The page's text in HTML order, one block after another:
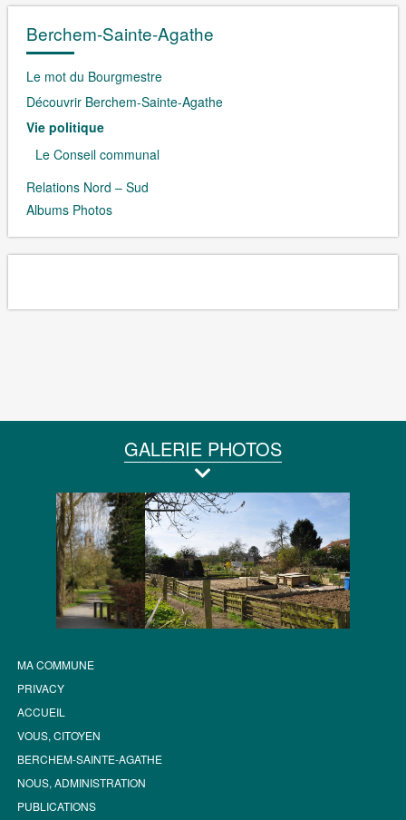
Berchem-Sainte-Agathe
Le mot du Bourgmestre
Découvrir Berchem-Sainte-Agathe
Vie politique
Le Conseil communal
Relations Nord – Sud
Albums Photos
GALERIE PHOTOS
MA COMMUNE
PRIVACY
ACCUEIL
VOUS, CITOYEN
BERCHEM-SAINTE-AGATHE
NOUS, ADMINISTRATION
PUBLICATIONS